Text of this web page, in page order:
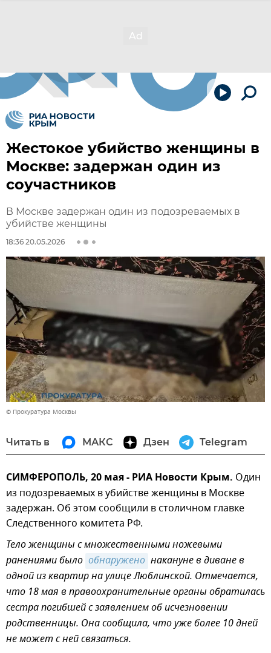
Жестокое убийство женщины в
Москве: задержан один из
соучастников
В Москве задержан один из подозреваемых в
убийстве женщины
18:36 20.05.2026
© Прокуратура Москвы
Читать в МАКС Дзен Telegram
СИМФЕРОПОЛЬ, 20 мая - РИА Новости Крым. Один
из подозреваемых в убийстве женщины в Москве
задержан. Об этом сообщили в столичном главке
Следственного комитета РФ.
Тело женщины с множественными ножевыми
ранениями было обнаружено накануне в диване в
одной из квартир на улице Люблинской. Отмечается,
что 18 мая в правоохранительные органы обратилась
сестра погибшей с заявлением об исчезновении
родственницы. Она сообщила, что уже более 10 дней
не может с ней связаться.